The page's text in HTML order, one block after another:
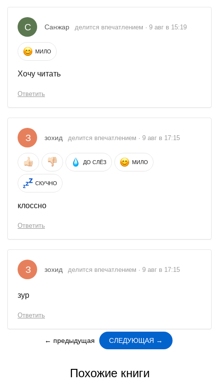
С Санжар делится впечатлением · 9 авг в 15:19
МИЛО
Хочу читать
Ответить
З зохид делится впечатлением · 9 авг в 17:15
ДО СЛЁЗ МИЛО
СКУЧНО
клоссно
Ответить
З зохид делится впечатлением · 9 авг в 17:15
зур
Ответить
← предыдущая СЛЕДУЮЩАЯ →
Похожие книги